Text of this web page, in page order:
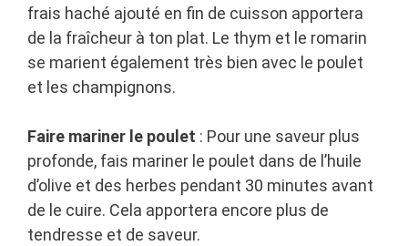
frais haché ajouté en fin de cuisson apportera
de la fraîcheur à ton plat. Le thym et le romarin
se marient également très bien avec le poulet
et les champignons.
Faire mariner le poulet : Pour une saveur plus
profonde, fais mariner le poulet dans de l’huile
d’olive et des herbes pendant 30 minutes avant
de le cuire. Cela apportera encore plus de
tendresse et de saveur.